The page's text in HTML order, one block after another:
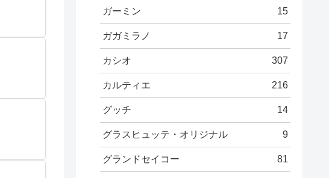
ガーミン 15
ガガミラノ 17
カシオ 307
カルティエ 216
グッチ 14
グラスヒュッテ・オリジナル 9
グランドセイコー 81